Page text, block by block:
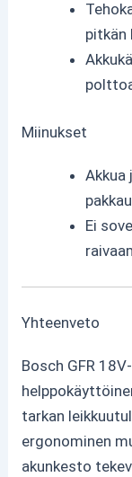
pitkän
Miinukset
Ei
Yhteenveto
Bosch GFR
tarkan
ergonominen
akunkesto